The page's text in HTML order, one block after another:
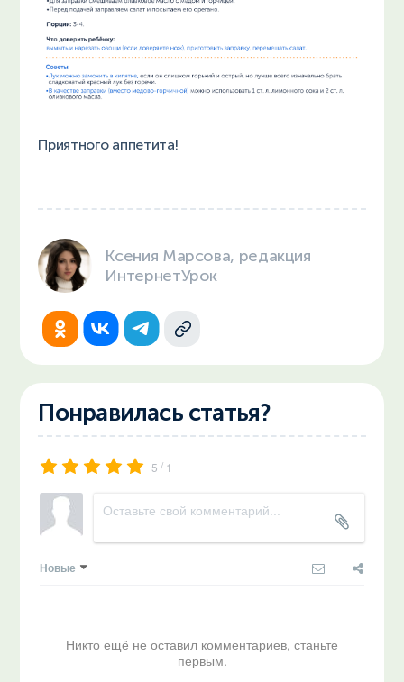
Приятного аппетита!
Ксения Марсова, редакция
ИнтернетУрок
Понравилась статья?
5 / 1
Новые
Никто ещё не оставил комментариев, станьте
первым.